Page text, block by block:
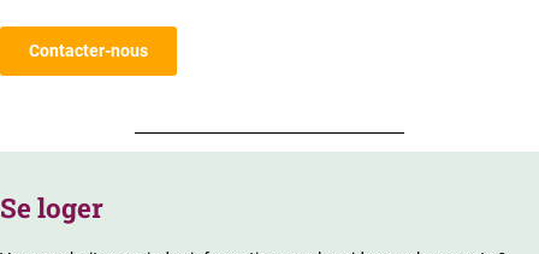
Contacter-nous
Se loger